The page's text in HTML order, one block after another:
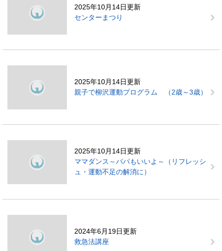
2025年10月14日更新
センターまつり
2025年10月14日更新
親子で柳沢運動プログラム （2歳～3歳）
2025年10月14日更新
ママダンス～パパもいいよ～（リフレッシ
ュ・運動不足の解消に）
2024年6月19日更新
救急法講座